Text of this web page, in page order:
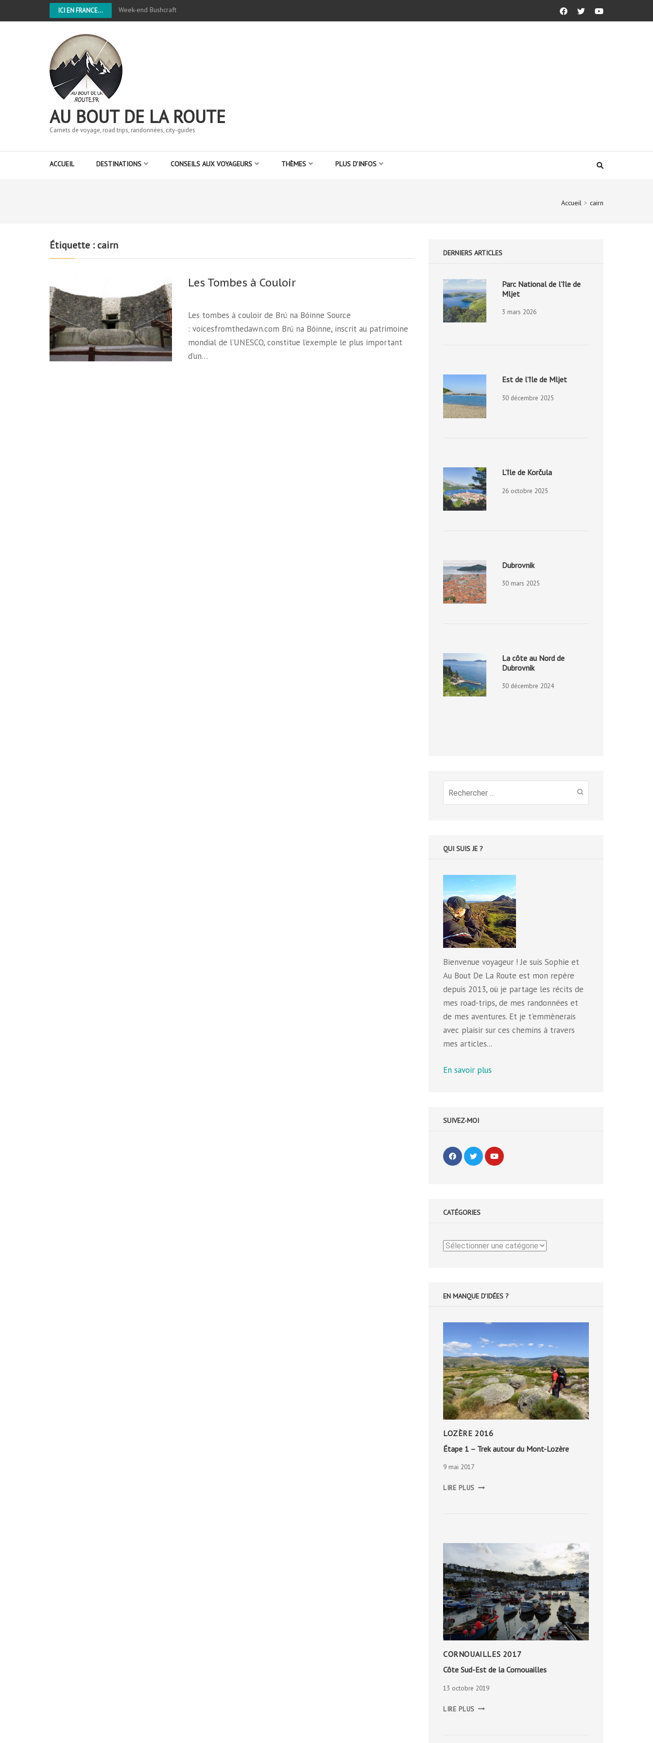
ICI EN FRANCE... Week-end Bushcraft
AU BOUT DE LA ROUTE
Carnets de voyage, road trips, randonnées, city-guides
ACCUEIL DESTINATIONS CONSEILS AUX VOYAGEURS THÈMES PLUS D’INFOS
Accueil > cairn
Étiquette : cairn
Les Tombes à Couloir
Les tombes à couloir de Brú na Bóinne Source
: voicesfromthedawn.com Brú na Bóinne, inscrit au patrimoine
mondial de l’UNESCO, constitue l’exemple le plus important
d’un…
DERNIERS ARTICLES
Parc National de l’île de
Mljet
3 mars 2026
Est de l’île de Mljet
30 décembre 2025
L’île de Korčula
26 octobre 2025
Dubrovnik
30 mars 2025
La côte au Nord de
Dubrovnik
30 décembre 2024
Recherche
pour
QUI SUIS JE ?
Bienvenue voyageur ! Je suis Sophie et
Au Bout De La Route est mon repère
depuis 2013, où je partage les récits de
mes road-trips, de mes randonnées et
de mes aventures. Et je t'emmènerais
avec plaisir sur ces chemins à travers
mes articles...
En savoir plus
SUIVEZ-MOI
CATÉGORIES
Catégories
EN MANQUE D'IDÉES ?
LOZÈRE 2016
Étape 1 – Trek autour du Mont-Lozère
9 mai 2017
LIRE PLUS
CORNOUAILLES 2017
Côte Sud-Est de la Cornouailles
13 octobre 2019
LIRE PLUS SUD-